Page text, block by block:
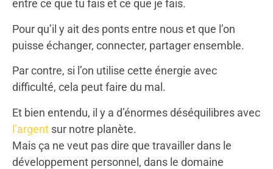
entre ce que tu fais et ce que je fais.
Pour qu’il y ait des ponts entre nous et que l’on
puisse échanger, connecter, partager ensemble.
Par contre, si l’on utilise cette énergie avec
difficulté, cela peut faire du mal.
Et bien entendu, il y a d’énormes déséquilibres avec
l’argent sur notre planète.
Mais ça ne veut pas dire que travailler dans le
développement personnel, dans le domaine